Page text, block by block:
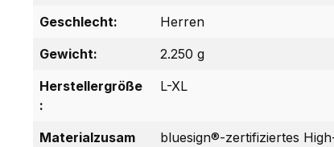
Geschlecht:
Herren
Gewicht:
2.250 g
Herstellergröße
:
L-XL
Materialzusam
bluesign®-zertifiziertes